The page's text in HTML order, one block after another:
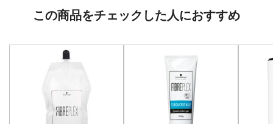
この商品をチェックした人におすすめ